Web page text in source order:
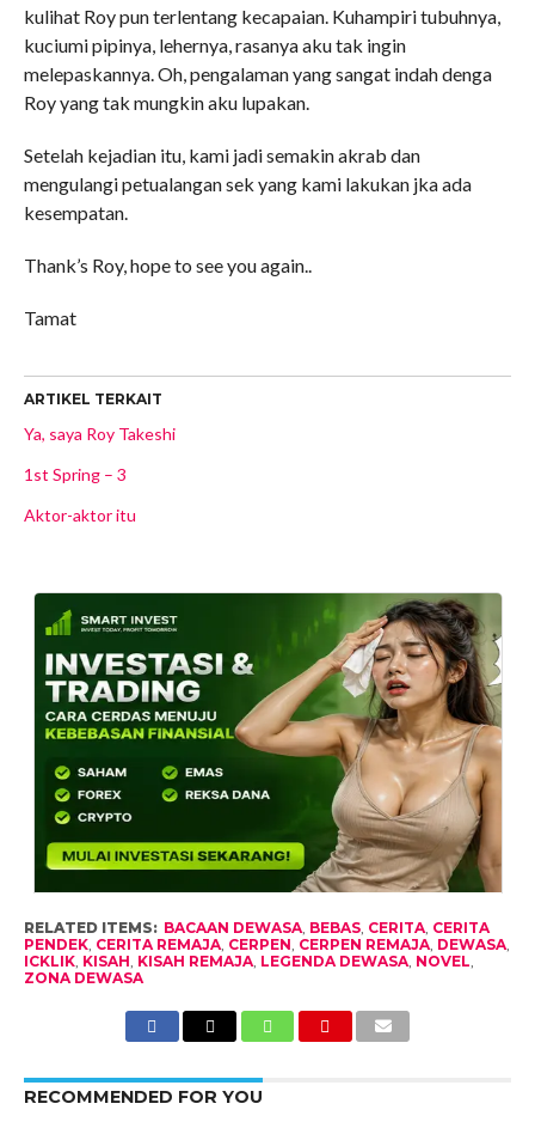
kulihat Roy pun terlentang kecapaian. Kuhampiri tubuhnya,
kuciumi pipinya, lehernya, rasanya aku tak ingin
melepaskannya. Oh, pengalaman yang sangat indah denga
Roy yang tak mungkin aku lupakan.
Setelah kejadian itu, kami jadi semakin akrab dan
mengulangi petualangan sek yang kami lakukan jka ada
kesempatan.
Thank’s Roy, hope to see you again..
Tamat
ARTIKEL TERKAIT
Ya, saya Roy Takeshi
1st Spring – 3
Aktor-aktor itu
RELATED ITEMS: BACAAN DEWASA, BEBAS, CERITA, CERITA
PENDEK, CERITA REMAJA, CERPEN, CERPEN REMAJA, DEWASA,
ICKLIK, KISAH, KISAH REMAJA, LEGENDA DEWASA, NOVEL,
ZONA DEWASA
RECOMMENDED FOR YOU